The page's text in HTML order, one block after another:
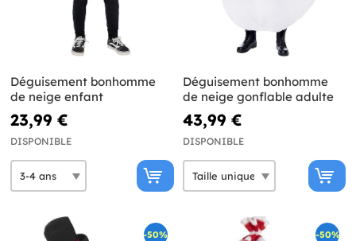
Déguisement bonhomme
de neige enfant
23,99 €
DISPONIBLE
Déguisement bonhomme
de neige gonflable adulte
43,99 €
DISPONIBLE
-50% -50%